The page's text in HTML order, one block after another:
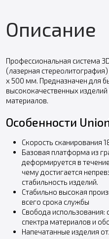
Описание
Профессиональная система
(лазерная
х 500 мм. Предназначен для
высококачественных
материалов.
Особенности
Скорость сканирования
Базовая платформа из
деформируется в
чему достигается
стабильность изделий.
Стабильно высокая
всего срока службы
Свобода использования:
спектра материалов и
Напечатанные изделия